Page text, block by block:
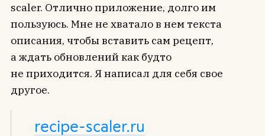
scaler. Отлично приложение, долго им
пользуюсь. Мне не хватало в нем текста
описания, чтобы вставить сам рецепт,
а ждать обновлений как будто
не приходится. Я написал для себя свое
другое.
recipe-scaler.ru